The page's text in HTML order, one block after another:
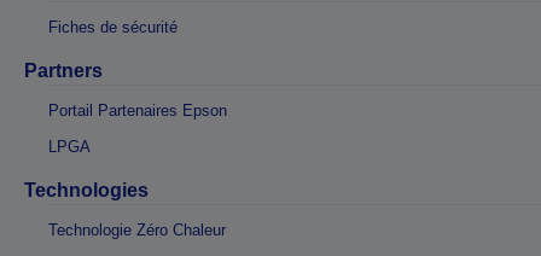
Fiches de sécurité
Partners
Portail Partenaires Epson
LPGA
Technologies
Technologie Zéro Chaleur